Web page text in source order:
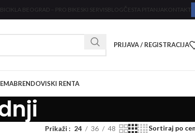
BICIKLA BEOGRAD – PRO BIKE SKI SERVISBLOGČESTA PITANJAKONTAKT
PRIJAVA / REGISTRACIJA
BRENDOVISKI RENTA
Prikaži 24 36 48